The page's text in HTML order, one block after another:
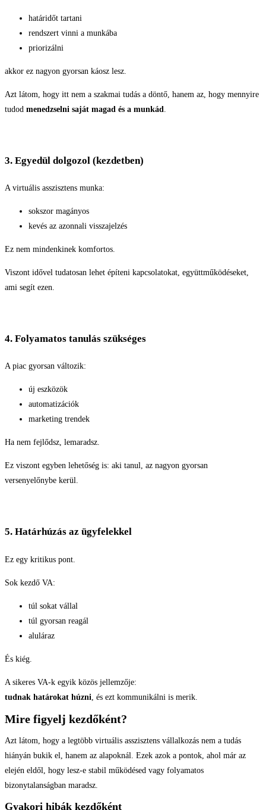
határidőt tartani
rendszert vinni a munkába
priorizálni
akkor ez nagyon gyorsan káosz lesz.
Azt látom, hogy itt nem a szakmai tudás a döntő, hanem az, hogy mennyire
tudod menedzselni saját magad és a munkád
3. Egyedül dolgozol (kezdetben)
A virtuális asszisztens munka:
sokszor magányos
kevés az azonnali visszajelzés
Ez nem mindenkinek komfortos.
Viszont idővel tudatosan lehet építeni kapcsolatokat, együttműködéseket,
ami segít ezen.
4. Folyamatos tanulás szükséges
A piac gyorsan változik:
új eszközök
automatizációk
marketing trendek
Ha nem fejlődsz, lemaradsz.
Ez viszont egyben lehetőség is: aki tanul, az nagyon gyorsan
versenyelőnybe kerül.
5. Határhúzás az ügyfelekkel
Ez egy kritikus pont.
Sok kezdő VA:
túl sokat vállal
túl gyorsan reagál
aluláraz
És kiég.
A sikeres VA-k egyik közös jellemzője:
tudnak határokat húzni , és ezt kommunikálni is merik.
Mire figyelj kezdőként?
Azt látom, hogy a legtöbb virtuális asszisztens vállalkozás nem a tudás
hiányán bukik el, hanem az alapoknál. Ezek azok a pontok, ahol már az
elején eldől, hogy lesz-e stabil működésed vagy folyamatos
bizonytalanságban maradsz.
Gyakori hibák kezdőként